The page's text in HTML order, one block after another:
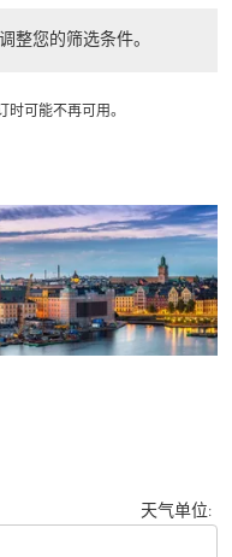
整您的筛选条件。
时可能不再可用。
天气单位: